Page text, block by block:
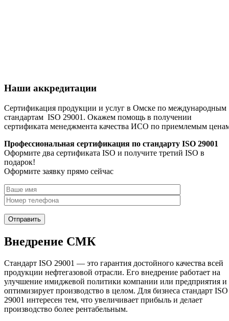
Наши аккредитации
Сертификация продукции и услуг в Омске по международным
стандартам ISO 29001. Окажем помощь в получении
сертификата менеджмента качества ИСО по приемлемым
Профессиональная сертификация по стандарту ISO 29001
Оформите два сертификата ISO и получите третий ISO в
подарок!
Оформите заявку прямо сейчас
Внедрение СМК
Стандарт ISO 29001 — это гарантия достойного качества всей
продукции нефтегазовой отрасли. Его внедрение работает на
улучшение имиджевой политики компании или предприятия и
оптимизирует производство в целом. Для бизнеса стандарт ISO
29001 интересен тем, что увеличивает прибыль и делает
производство более рентабельным.